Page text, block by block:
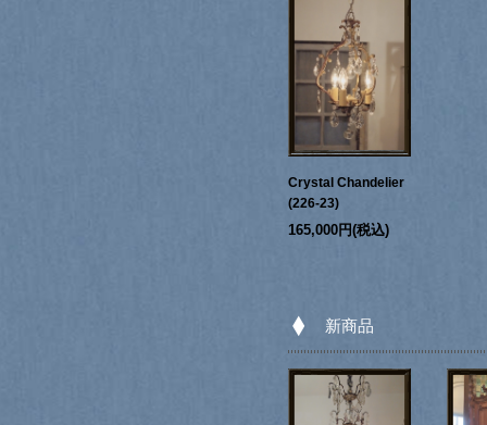
Crystal Chandelier
(226-23)
165,000円(税込)
新商品